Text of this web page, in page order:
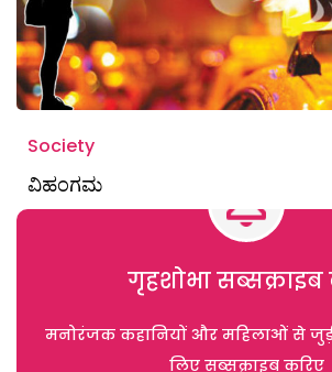
Society
ವಿಹಂಗಮ
गृहशोभा
मनोरंजक कहानियों और महिलाओं से
लिए सब्सक्राइब करिए